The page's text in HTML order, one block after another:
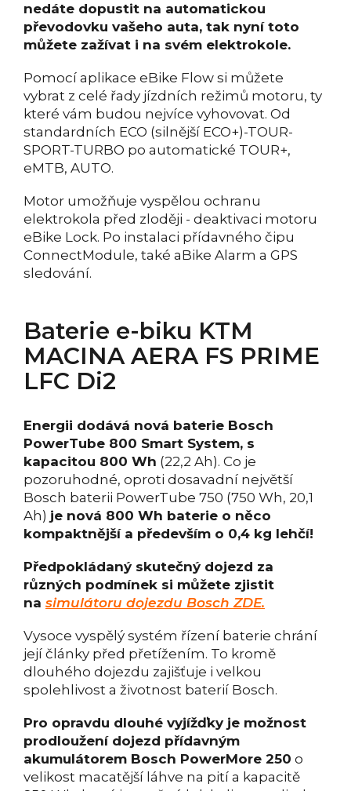
nedáte dopustit na automatickou
převodovku vašeho auta, tak nyní toto
můžete zažívat i na svém elektrokole.
Pomocí aplikace eBike Flow si můžete
vybrat z celé řady jízdních režimů motoru, ty
které vám budou nejvíce vyhovovat. Od
standardních ECO (silnější ECO+)-TOUR-
SPORT-TURBO po automatické TOUR+,
eMTB, AUTO.
Motor umožňuje vyspělou ochranu
elektrokola před zloději - deaktivaci motoru
eBike Lock. Po instalaci přídavného čipu
ConnectModule, také aBike Alarm a GPS
sledování.
Baterie e-biku KTM
MACINA AERA FS PRIME
LFC Di2
Energii dodává nová baterie Bosch
PowerTube 800 Smart System, s
kapacitou 800 Wh (22,2 Ah). Co je
pozoruhodné, oproti dosavadní největší
Bosch baterii PowerTube 750 (750 Wh, 20,1
Ah) je nová 800 Wh baterie o něco
kompaktnější a především o 0,4 kg lehčí!
Předpokládaný skutečný dojezd za
různých podmínek si můžete zjistit
na simulátoru dojezdu Bosch ZDE.
Vysoce vyspělý systém řízení baterie chrání
její články před přetížením. To kromě
dlouhého dojezdu zajišťuje i velkou
spolehlivost a životnost baterií Bosch.
Pro opravdu dlouhé vyjížďky je možnost
prodloužení dojezd přídavným
akumulátorem Bosch PowerMore 250 o
velikost macatější láhve na pití a kapacitě